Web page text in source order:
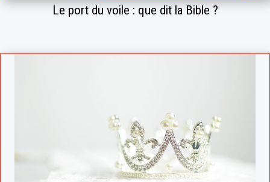
Le port du voile : que dit la Bible ?